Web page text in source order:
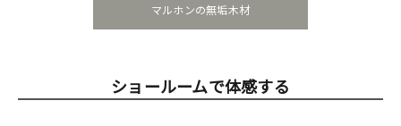
マルホンの無垢木材
ショールームで体感する